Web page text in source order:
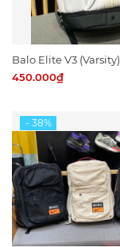
Balo Elite V3 (Varsity)
450.000₫